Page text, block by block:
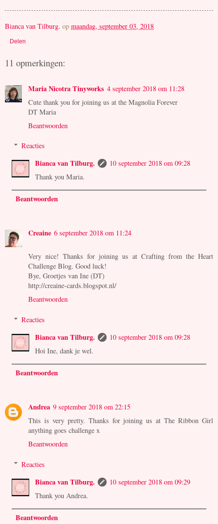
Bianca van Tilburg. op maandag, september 03, 2018
Delen
11 opmerkingen:
Maria Nicotra Tinyworks 4 september 2018 om 11:28
Cute thank you for joining us at the Magnolia Forever
DT Maria
Beantwoorden
Reacties
Bianca van Tilburg.
10 september 2018 om 09:28
Thank you Maria.
Beantwoorden
Creaine 6 september 2018 om 11:24
Very nice! Thanks for joining us at Crafting from the Heart
Challenge Blog. Good luck!
Bye, Groetjes van Ine (DT)
http://creaine-cards.blogspot.nl/
Beantwoorden
Reacties
Bianca van Tilburg.
10 september 2018 om 09:28
Hoi Ine, dank je wel.
Beantwoorden
Andrea 9 september 2018 om 22:15
This is very pretty. Thanks for joining us at The Ribbon Girl
anything goes challenge x
Beantwoorden
Reacties
Bianca van Tilburg.
10 september 2018 om 09:29
Thank you Andrea.
Beantwoorden